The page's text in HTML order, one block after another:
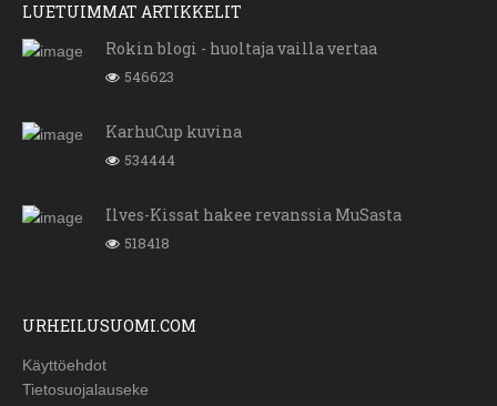
LUETUIMMAT ARTIKKELIT
Rokin blogi - huoltaja vailla vertaa
546623
KarhuCup kuvina
534444
Ilves-Kissat hakee revanssia MuSasta
518418
URHEILUSUOMI.COM
Käyttöehdot
Tietosuojalauseke